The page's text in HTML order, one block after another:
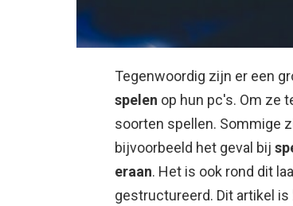
Tegenwoordig zijn er een
spelen op hun pc's. Om ze
soorten spellen. Sommige
bijvoorbeeld het geval bij
eraan. Het is ook rond dit
gestructureerd. Dit artikel